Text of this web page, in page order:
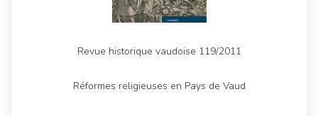
Revue historique vaudoise 119/2011
Réformes religieuses en Pays de Vaud